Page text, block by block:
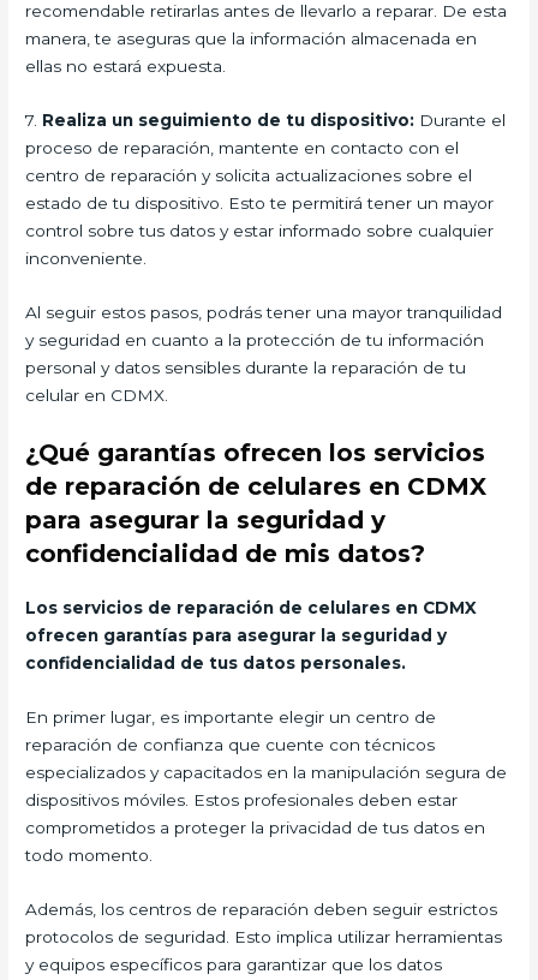
recomendable retirarlas antes de llevarlo a reparar. De esta
manera, te aseguras que la información almacenada en
ellas no estará expuesta.
7. Realiza un seguimiento de tu dispositivo: Durante el
proceso de reparación, mantente en contacto con el
centro de reparación y solicita actualizaciones sobre el
estado de tu dispositivo. Esto te permitirá tener un mayor
control sobre tus datos y estar informado sobre cualquier
inconveniente.
Al seguir estos pasos, podrás tener una mayor tranquilidad
y seguridad en cuanto a la protección de tu información
personal y datos sensibles durante la reparación de tu
celular en CDMX.
¿Qué garantías ofrecen los servicios
de reparación de celulares en CDMX
para asegurar la seguridad y
confidencialidad de mis datos?
Los servicios de reparación de celulares en CDMX
ofrecen garantías para asegurar la seguridad y
confidencialidad de tus datos personales.
En primer lugar, es importante elegir un centro de
reparación de confianza que cuente con técnicos
especializados y capacitados en la manipulación segura de
dispositivos móviles. Estos profesionales deben estar
comprometidos a proteger la privacidad de tus datos en
todo momento.
Además, los centros de reparación deben seguir estrictos
protocolos de seguridad. Esto implica utilizar herramientas
y equipos específicos para garantizar que los datos